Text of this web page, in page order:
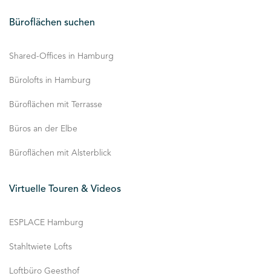
Büroflächen suchen
Shared-Offices in Hamburg
Bürolofts in Hamburg
Büroflächen mit Terrasse
Büros an der Elbe
Büroflächen mit Alsterblick
Virtuelle Touren & Videos
ESPLACE Hamburg
Stahltwiete Lofts
Loftbüro Geesthof